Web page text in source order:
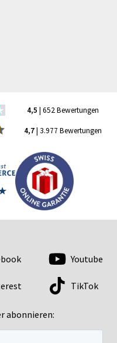
4,5 | 652 Bewertungen
4,7| 3.977 Bewertungen
abonnieren:
Youtube
TikTok